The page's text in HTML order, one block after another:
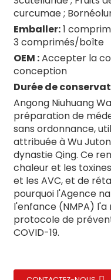
Montmorillonite
curcumae ;
Emballer:1
3 comprimés/boîte
OEM :Accepter la
conception
Durée de
Angong Niuhuang
préparation de
sans ordonnance,
attribuée à Wu
dynastie Qing. Ce
chaleur et les
et les AVC, et de
pourquoi l'Agence
l'enfance (NMPA)
protocole de
COVID-19.